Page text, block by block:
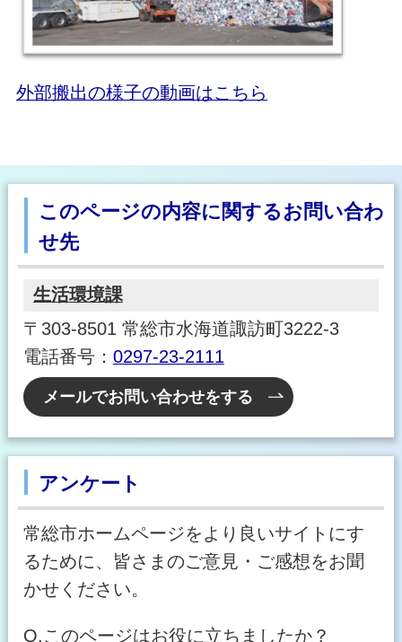
外部搬出の様子の動画はこちら
このページの内容に関するお問い合わ
せ先
生活環境課
〒303-8501 常総市水海道諏訪町3222-3
電話番号： 0297-23-2111
メールでお問い合わせをする
アンケート
常総市ホームページをより良いサイトにす
るために、皆さまのご意見・ご感想をお聞
かせください。
Q.このページはお役に立ちましたか？